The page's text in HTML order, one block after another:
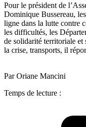
Pour le président de
Dominique Bussereau,
ligne dans la lutte contre
les difficultés, les
de solidarité territoriale et
la crise, transports, il
Par Oriane Mancini
Temps de lecture :